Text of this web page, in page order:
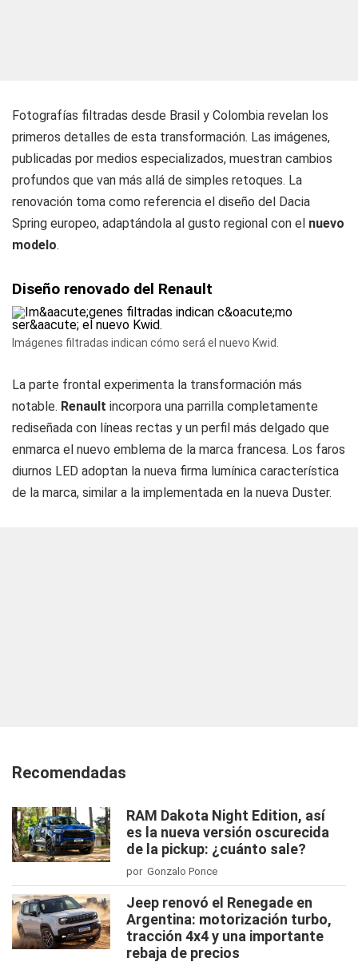
Fotografías filtradas desde Brasil y Colombia revelan los
primeros detalles de esta transformación. Las imágenes,
publicadas por medios especializados, muestran cambios
profundos que van más allá de simples retoques. La
renovación toma como referencia el diseño del Dacia
Spring europeo, adaptándola al gusto regional con el nuevo
modelo.
Diseño renovado del Renault
Imágenes filtradas indican cómo será el nuevo Kwid.
La parte frontal experimenta la transformación más
notable. Renault incorpora una parrilla completamente
rediseñada con líneas rectas y un perfil más delgado que
enmarca el nuevo emblema de la marca francesa. Los faros
diurnos LED adoptan la nueva firma lumínica característica
de la marca, similar a la implementada en la nueva Duster.
Recomendadas
RAM Dakota Night Edition, así
es la nueva versión oscurecida
de la pickup: ¿cuánto sale?
por Gonzalo Ponce
Jeep renovó el Renegade en
Argentina: motorización turbo,
tracción 4x4 y una importante
rebaja de precios